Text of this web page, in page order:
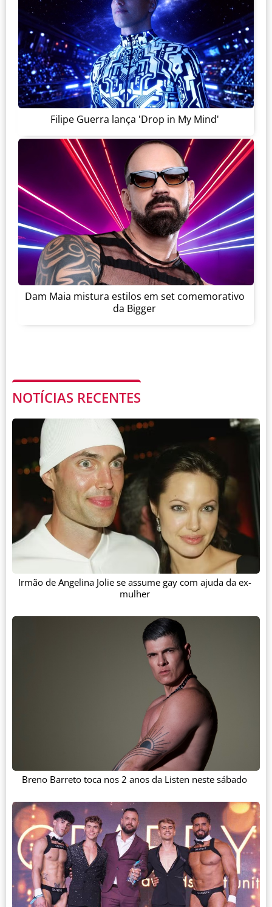
Filipe Guerra lança 'Drop in My Mind'
Dam Maia mistura estilos em set comemorativo
da Bigger
NOTÍCIAS RECENTES
Irmão de Angelina Jolie se assume gay com ajuda da ex-
mulher
Breno Barreto toca nos 2 anos da Listen neste sábado